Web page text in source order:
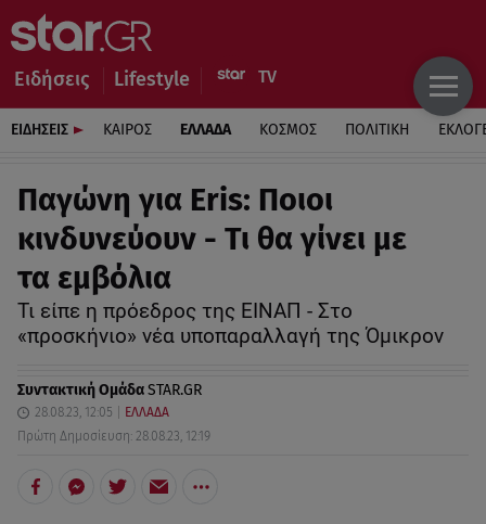
Ειδήσεις Lifestyle
ΕΙΔΗΣΕΙΣ ΚΑΙΡΟΣ ΕΛΛΑΔΑ ΚΟΣΜΟΣ ΠΟΛΙΤΙΚΗ
Παγώνη για Eris: Ποιοι
κινδυνεύουν - Τι θα γίνει με
τα εμβόλια
Τι είπε η πρόεδρος της ΕΙΝΑΠ - Στο
«προσκήνιο» νέα υποπαραλλαγή της Όμικρον
Συντακτική ΟμάδαSTAR.GR
28.08.23, 12:05
ΕΛΛΑΔΑ
Πρώτη Δημοσίευση: 28.08.23, 12:19